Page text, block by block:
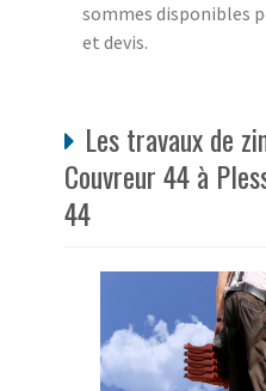
sommes disponibles
et devis.
Les travaux de
Couvreur 44 à
44